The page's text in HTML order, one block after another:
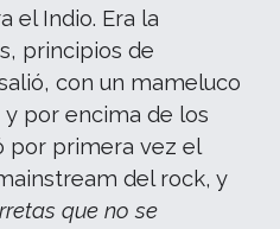
el Indio. Era la
principios de
con un mameluco
por encima de los
por primera vez el
del rock, y
que no se